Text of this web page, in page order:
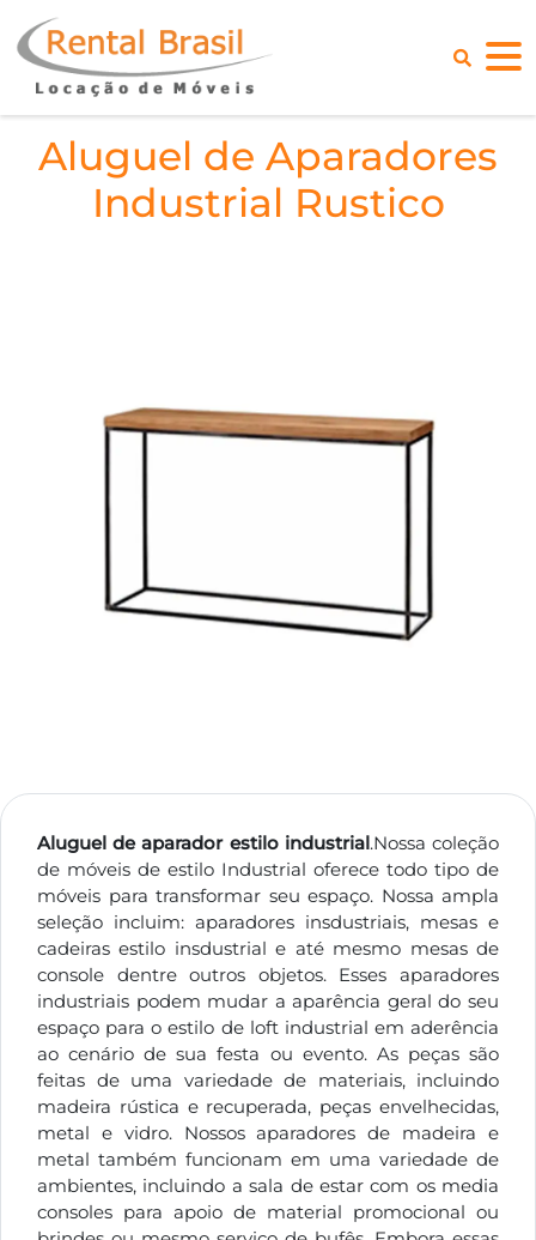
Aluguel de Aparadores
Industrial Rustico
Aluguel de aparador estilo industrial.Nossa coleção
de móveis de estilo Industrial oferece todo tipo de
móveis para transformar seu espaço. Nossa ampla
seleção incluim: aparadores insdustriais, mesas e
cadeiras estilo insdustrial e até mesmo mesas de
console dentre outros objetos. Esses aparadores
industriais podem mudar a aparência geral do seu
espaço para o estilo de loft industrial em aderência
ao cenário de sua festa ou evento. As peças são
feitas de uma variedade de materiais, incluindo
madeira rústica e recuperada, peças envelhecidas,
metal e vidro. Nossos aparadores de madeira e
metal também funcionam em uma variedade de
ambientes, incluindo a sala de estar com os media
consoles para apoio de material promocional ou